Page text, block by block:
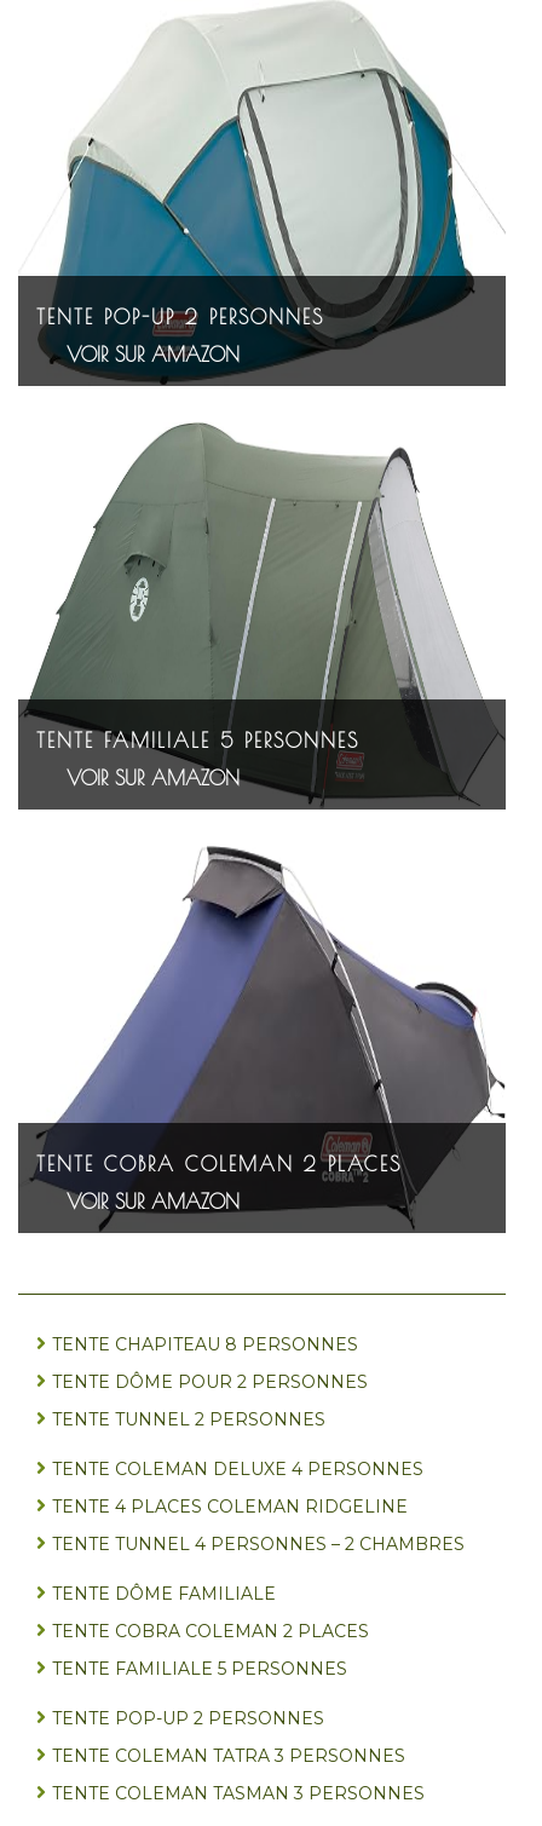
TENTE POP-UP 2 PERSONNES
VOIR SUR AMAZON
TENTE FAMILIALE 5 PERSONNES
VOIR SUR AMAZON
TENTE COBRA COLEMAN 2 PLACES
VOIR SUR AMAZON
TENTE CHAPITEAU 8 PERSONNES
TENTE DÔME POUR 2 PERSONNES
TENTE TUNNEL 2 PERSONNES
TENTE COLEMAN DELUXE 4 PERSONNES
TENTE 4 PLACES COLEMAN RIDGELINE
TENTE TUNNEL 4 PERSONNES – 2 CHAMBRES
TENTE DÔME FAMILIALE
TENTE COBRA COLEMAN 2 PLACES
TENTE FAMILIALE 5 PERSONNES
TENTE POP-UP 2 PERSONNES
TENTE COLEMAN TATRA 3 PERSONNES
TENTE COLEMAN TASMAN 3 PERSONNES